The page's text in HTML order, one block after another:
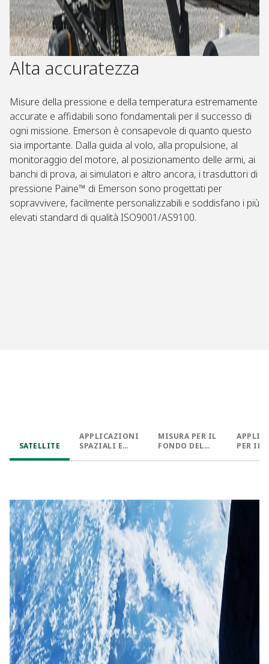
Alta accuratezza
Misure della pressione e della temperatura estremamente
accurate e affidabili sono fondamentali per il successo di
ogni missione. Emerson è consapevole di quanto questo
sia importante. Dalla guida al volo, alla propulsione, al
monitoraggio del motore, al posizionamento delle armi, ai
banchi di prova, ai simulatori e altro ancora, i trasduttori di
pressione Paine™ di Emerson sono progettati per
sopravvivere, facilmente personalizzabili e soddisfano i più
elevati standard di qualità ISO9001/AS9100.​
SATELLITE​
APPLICAZIONI
SPAZIALI E
MISURA PER IL
FONDO DEL
PER IL